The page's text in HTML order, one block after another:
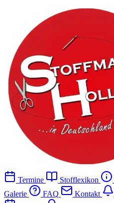
Termine Stofflexikon
Galerie
FAQ Kontakt